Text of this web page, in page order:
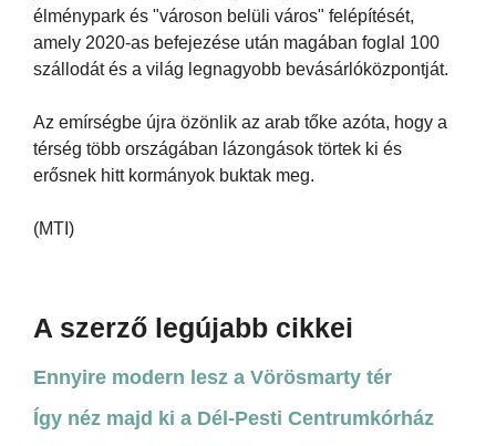
élménypark és "városon belüli város" felépítését,
amely 2020-as befejezése után magában foglal 100
szállodát és a világ legnagyobb bevásárlóközpontját.
Az emírségbe újra özönlik az arab tőke azóta, hogy a
térség több országában lázongások törtek ki és
erősnek hitt kormányok buktak meg.
(MTI)
A szerző legújabb cikkei
Ennyire modern lesz a Vörösmarty tér
Így néz majd ki a Dél-Pesti Centrumkórház